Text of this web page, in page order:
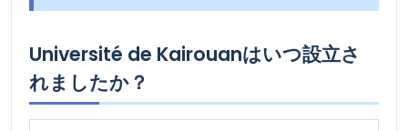
Université de Kairouanはいつ設立さ
れましたか？